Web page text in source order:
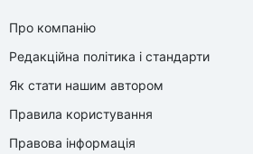
Про компанію
Редакційна політика і стандарти
Як стати нашим автором
Правила користування
Правова інформація